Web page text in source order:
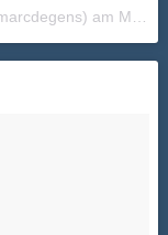
am Mai 22, 2018 um 7:39 PDT